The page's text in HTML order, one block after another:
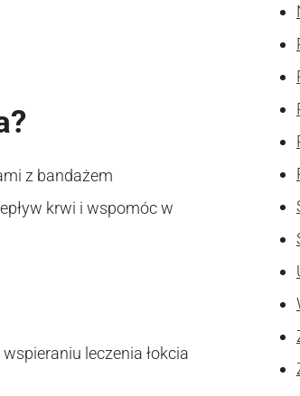
z bandażem
krwi i wspomóc w
leczenia łokcia